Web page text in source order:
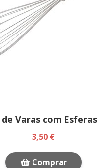
Varas com Esferas
3,50 €
Comprar